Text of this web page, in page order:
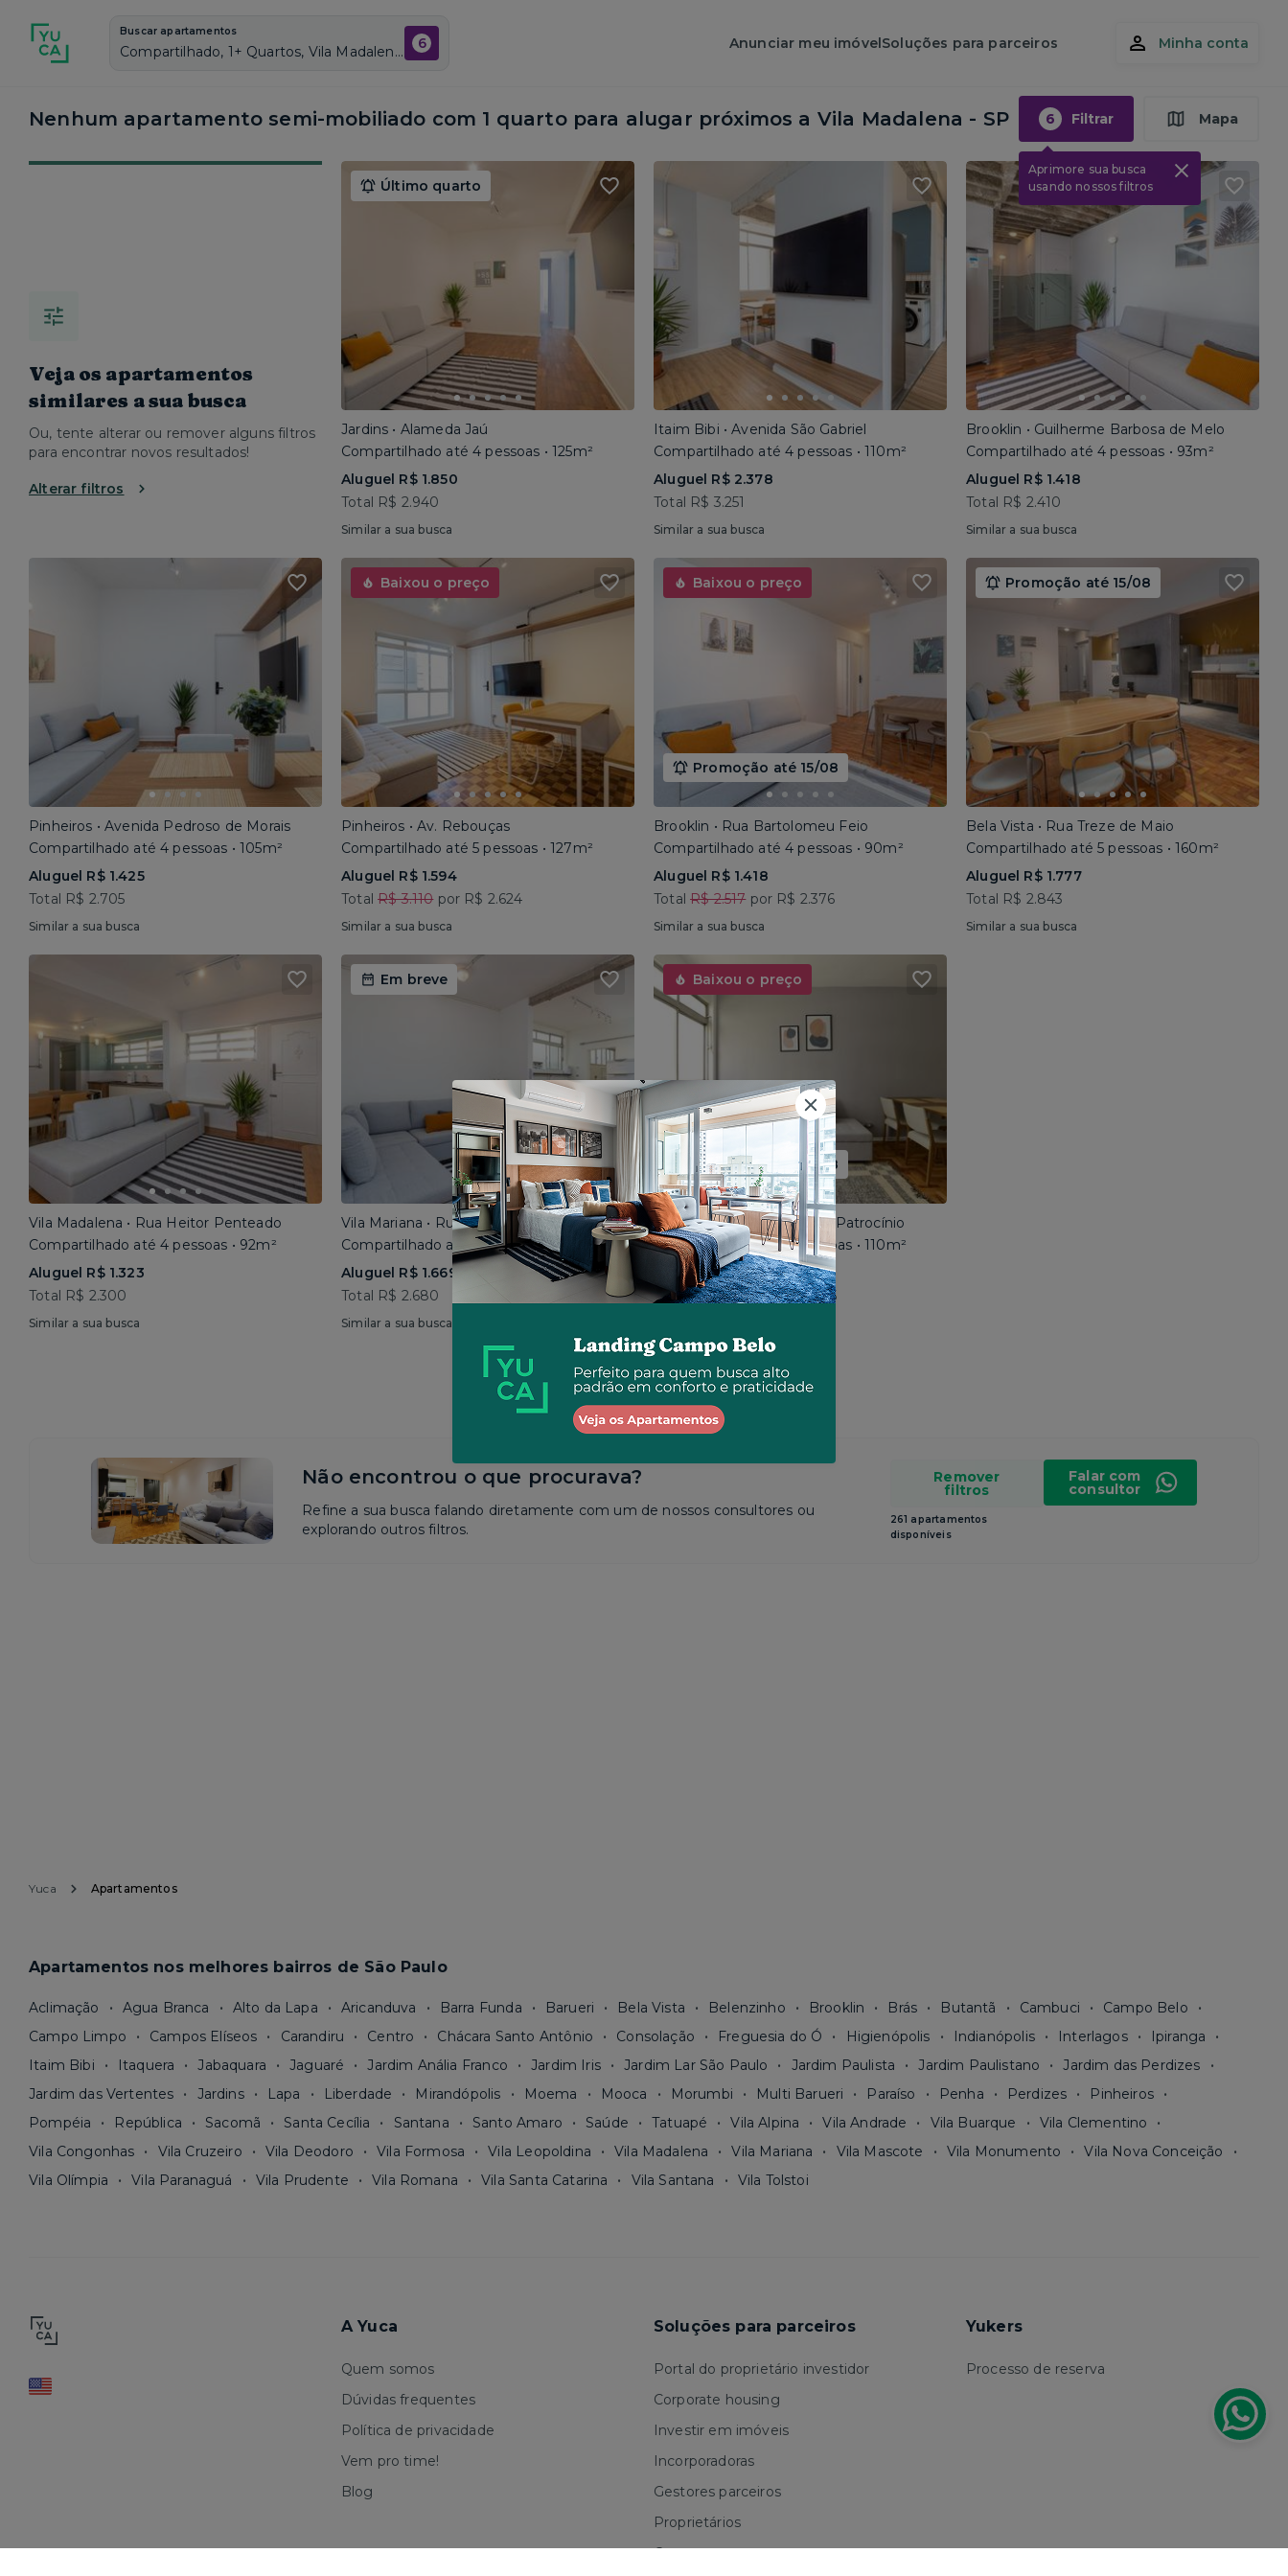
Buscar apartamentos
Compartilhado, 1+ Quartos, Vila Madalena, Vagas de garagem: Sim, Semi mobiliado, Piscina 6 Anunciar meu imóvelSoluções para parceiros Minha conta
Nenhum apartamento semi-mobiliado com 1 quarto para alugar próximos a Vila Madalena - SP 6 Filtrar
Aprimore sua busca
usando nossos filtros
Mapa
Veja os apartamentos
similares a sua busca
Ou, tente alterar ou remover alguns filtros
para encontrar novos resultados!
Alterar filtros
Último quarto
Jardins • Alameda Jaú
Compartilhado até 4 pessoas • 125m²
Aluguel R$ 1.850
Total R$ 2.940
Similar a sua busca
Itaim Bibi • Avenida São Gabriel
Compartilhado até 4 pessoas • 110m²
Aluguel R$ 2.378
Total R$ 3.251
Similar a sua busca
Brooklin • Guilherme Barbosa de Melo
Compartilhado até 4 pessoas • 93m²
Aluguel R$ 1.418
Total R$ 2.410
Similar a sua busca
Pinheiros • Avenida Pedroso de Morais
Compartilhado até 4 pessoas • 105m²
Aluguel R$ 1.425
Total R$ 2.705
Similar a sua busca
Baixou o preço
Pinheiros • Av. Rebouças
Compartilhado até 5 pessoas • 127m²
Aluguel R$ 1.594
TotalR$ 3.110por R$ 2.624
Similar a sua busca
Baixou o preço
Promoção até 15/08
Brooklin • Rua Bartolomeu Feio
Compartilhado até 4 pessoas • 90m²
Aluguel R$ 1.418
TotalR$ 2.517por R$ 2.376
Similar a sua busca
Promoção até 15/08
Bela Vista • Rua Treze de Maio
Compartilhado até 5 pessoas • 160m²
Aluguel R$ 1.777
Total R$ 2.843
Similar a sua busca
Vila Madalena • Rua Heitor Penteado
Compartilhado até 4 pessoas • 92m²
Aluguel R$ 1.323
Total R$ 2.300
Similar a sua busca
Em breve
Vila Mariana • Rua Paula Ney
Compartilhado até 4 pessoas • 101m²
Aluguel R$ 1.669
Total R$ 2.680
Similar a sua busca
Baixou o preço
Promoção até 15/08
Vila Mariana • Rua José do Patrocínio
Compartilhado até 4 pessoas • 110m²
Aluguel R$ 1.569
TotalR$ 2.630por R$ 2.625
Não encontrou o que procurava?
Refine a sua busca falando diretamente com um de nossos consultores ou
explorando outros filtros.
Remover
filtros
261 apartamentos
disponíveis
Falar com
consultor
Yuca Apartamentos
Apartamentos nos melhores bairros de São Paulo
Aclimação Agua Branca Alto da Lapa Aricanduva Barra Funda Barueri Bela Vista Belenzinho Brooklin Brás Butantã Cambuci
Campo Belo
Campo Limpo
Campos Elíseos Carandiru Centro Chácara Santo Antônio Consolação Freguesia do Ó Higienópolis Indianópolis Interlagos
Ipiranga
Itaim Bibi
Itaquera Jabaquara Jaguaré Jardim Anália Franco Jardim Iris Jardim Lar São Paulo Jardim Paulista Jardim Paulistano
Jardim das Perdizes
Jardim das Vertentes
Jardins Lapa Liberdade Mirandópolis Moema Mooca Morumbi Multi Barueri Paraíso Penha Perdizes
Pinheiros
Pompéia
República Sacomã Santa Cecília Santana Santo Amaro Saúde Tatuapé Vila Alpina Vila Andrade Vila Buarque
Vila Clementino
Vila Congonhas
Vila Cruzeiro Vila Deodoro Vila Formosa Vila Leopoldina Vila Madalena Vila Mariana Vila Mascote Vila Monumento
Vila Nova Conceição
Vila Olímpia
Vila Paranaguá Vila Prudente Vila Romana Vila Santa Catarina Vila Santana Vila Tolstoi
A Yuca
Quem somos
Dúvidas frequentes
Política de privacidade
Vem pro time!
Blog
Soluções para parceiros
Portal do proprietário investidor
Corporate housing
Investir em imóveis
Incorporadoras
Gestores parceiros
Proprietários
Corretores
Yukers
Processo de reserva